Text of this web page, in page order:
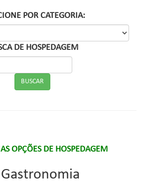
POR CATEGORIA:
DE HOSPEDAGEM
OPÇÕES DE HOSPEDAGEM
Gastronomia